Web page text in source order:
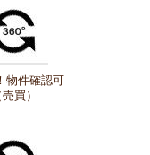
物件確認可
買）